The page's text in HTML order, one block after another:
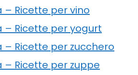
– Ricette per vino
– Ricette per yogurt
– Ricette per zucchero
– Ricette per zuppe